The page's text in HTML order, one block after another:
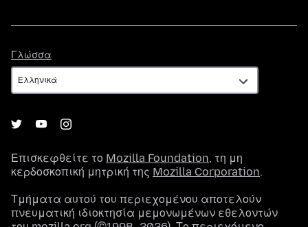
Γλώσσα
Επισκεφθείτε το Mozilla Foundation, τη μη
κερδοσκοπική μητρική της Mozilla Corporation.
Τμήματα αυτού του περιεχομένου αποτελούν
πνευματική ιδιοκτησία μεμονωμένων εθελοντών